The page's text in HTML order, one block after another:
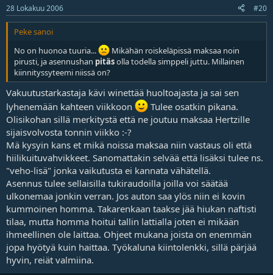
28 Lokakuu 2006 #20
Peke sanoi
No on huonoa tuuria...
Mikähän roiskeläpissä maksaa noin
pirusti, ja asennushan pitäsolla todella simppeli juttu. Millainen
kiinnityssyteemi niissä on?
Vakuutustarkastaja kävi winettää huoltoajasta ja sai sen
lyhenemään kahteen viikkoon
Tulee osatkin pikana.
Olisikohan sillä merkitystä että ne joutuu maksaa Hertzille
sijaisvolvosta tonnin viikko :-?
Mä kysyin kans et mikä noissa maksaa niin vastaus oli että
hiilikuituvahvikkeet. Sanomattakin selvää että lisäksi tulee ns.
"veho-lisä" jonka vaikutusta ei kannata vähätellä.
Asennus tulee sellaisilla tukiraudoilla joilla voi säätää
ulkonemaa jonkin verran. Jos auton saa ylös niin ei kovin
kummoinen homma. Takarenkaan taakse jää hiukan naftisti
tilaa, mutta homma hoitui tallin lattialla joten ei mikään
ihmeellinen ole laittaa. Ohjeet mukana joista on enemmän
jopa hyötyä kuin haittaa. Työkaluna kiintolenkki, sillä pärjää
hyvin, reiät valmiina.